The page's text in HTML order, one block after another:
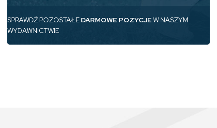
SPRAWDŹ POZOSTAŁE DARMOWE POZYCJEW NASZYM
WYDAWNICTWIE